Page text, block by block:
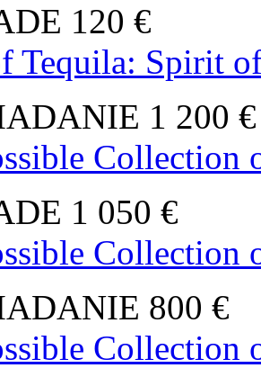
120 €
Tequila: Spirit
1 200 €
Collection
1 050 €
Collection
800 €
Collection